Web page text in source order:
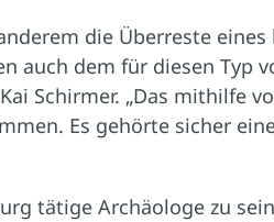
die Überreste eines
auch dem für diesen Typ
Schirmer. „Das mithilfe
Es gehörte sicher
tätige Archäologe zu